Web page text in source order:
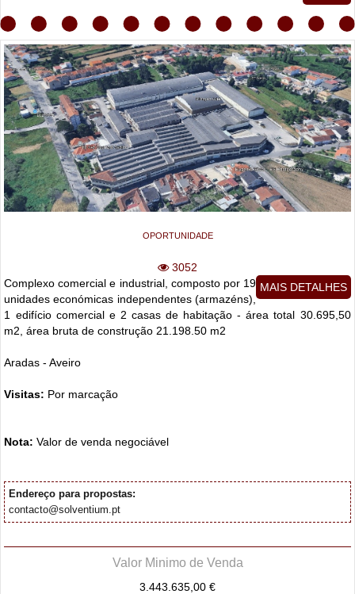
OPORTUNIDADE
3052
MAIS DETALHES
Complexo comercial e industrial, composto por 19
unidades económicas independentes (armazéns),
1 edifício comercial e 2 casas de habitação - área total 30.695,50
m2, área bruta de construção 21.198.50 m2
Aradas - Aveiro
Visitas: Por marcação
Nota:Valor de venda negociável
Endereço para propostas:
contacto@solventium.pt
Valor Minimo de Venda
3.443.635,00 €